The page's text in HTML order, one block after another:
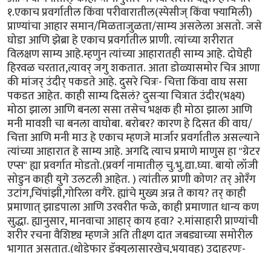
१.एकाच प्रवर्गातील किंवा परीवारातील(स्पेसीज् किंवा फ्यामिली)
प्राण्यांचा आहार समान/मिळताजुळता/साम्य असलेला असतो. जसे
घोडा आणि झेब्रा हे एकाच प्रवर्गातील प्राणी. त्यांच्या शरीरात
विलक्षण साम्य आहे.म्हणुन त्यांच्या आहारातही साम्य आहे. दोघेही
हिरवळ चरतात,त्यावर् जगु शकतात. आता डोळ्यासमोर चित्र आणा
की मांजर् उंदीर् पकडते आहे. दुसरे चित्रः- चित्ता किंवा वाघ ससा
पकडत आहेत. काही साम्य दिसलं? दुसर्‍या चित्रात उंदीर(भक्ष्य)
मोठा झाला आणि बनला ससा तसेच भक्षक ही मोठा झाला आणि
मनी मावशी चा बनला वाघोबा. बरोबर? कारण हे दिसत की वाघ/
चित्ता आणि मनी माउ हे एकाच म्हणजे मार्जार प्रवर्गातील असल्याने
त्यांच्या आहारात हे साम्य आहे. अगदि त्याच प्रमाणे माणुस हा "ग्रेटर
एप्स" ह्या प्रवर्गात मोडतो.(प्रवर्ग नामातील् चु.भु.द्या.घ्या. बायो लॉजी
सोडुन काही युगे उलटली आहेत. ) त्यांतील प्राणी कोण? तर् ओरँग
उटांग,चिंपांझी,गोरिला वगैरे. ह्यांचे मुख्य अन्न ते काय? तर् काही
प्रमाणात् झाडपाला आणि उरवरीत फळे, काही प्रमाणात धान्य कण
सुद्धा. ह्यानुसार, मानवाचा आहार् काय हवा? २.मांसाहारी प्राण्यांची
शरीर रचना वैशिष्ट्य म्हणजे अति तीक्ष्ण दात जबड्याच्या समोरील
भागात् असतात.(थोडेफार् ड्रॅक्युलासारखेच,भयावह) उदाहरणः-